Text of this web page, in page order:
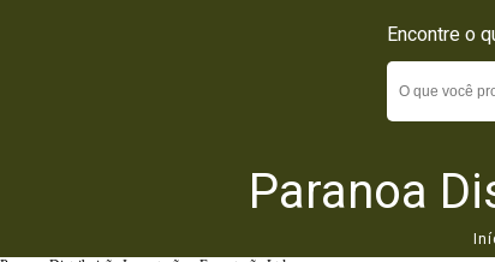
Encontre o
Paranoa